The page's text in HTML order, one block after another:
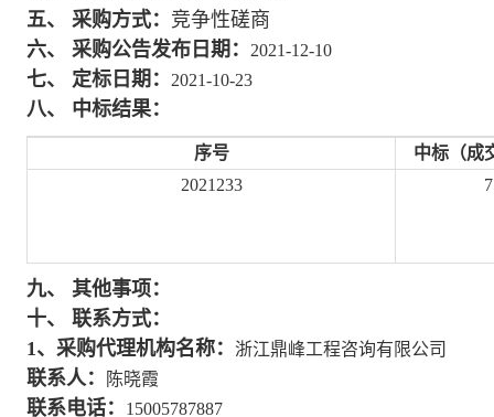
五、
采购方式： 竞争性磋商
六、
采购公告发布日期： 2021-12-10
七、 定标日期： 2021-10-23
八、 中标结果：
序号
中标（成
2021233
九、
其他事项：
十、
联系方式：
1、采购代理机构名称：
浙江鼎峰工程咨询有限公司
联系人： 陈晓霞
联系电话： 15005787887